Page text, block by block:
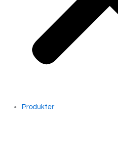
Produkter